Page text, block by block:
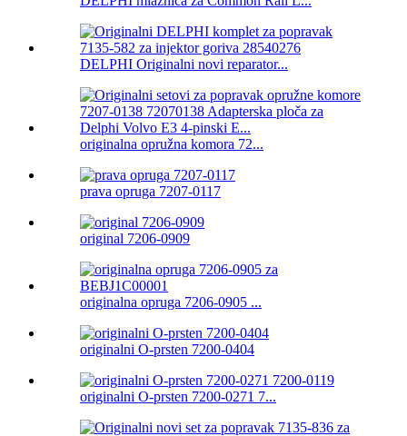
DELPHI Originalni novi reparator...
originalna opružna komora 72...
prava opruga 7207-0117
original 7206-0909
originalna opruga 7206-0905 ...
originalni O-prsten 7200-0404
originalni O-prsten 7200-0271 7...